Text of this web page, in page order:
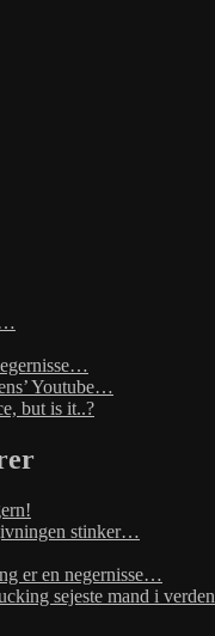
…
Youtube…
but is it..?
stinker…
er en negernisse…
sejeste mand i verden